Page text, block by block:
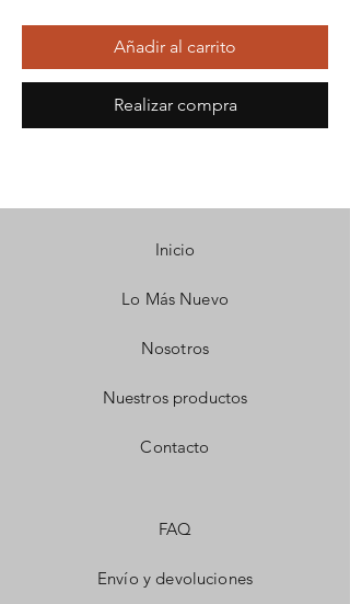
Añadir al carrito
Realizar compra
Inicio
Lo Más Nuevo
Nosotros
Nuestros productos
Contacto
FAQ
Envío y devoluciones